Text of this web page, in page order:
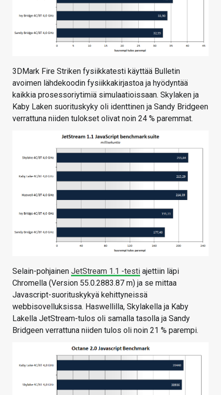
3DMark Fire Striken fysiikkatesti käyttää Bulletin
avoimen lähdekoodin fysiikkakirjastoa ja hyödyntää
kaikkia prosessoriytimiä simulaatioissaan. Skylaken ja
Kaby Laken suorituskyky oli identtinen ja Sandy Bridgeen
verrattuna niiden tulokset olivat noin 24 % paremmat.
Selain-pohjainen JetStream 1.1 -testi ajettiin läpi
Chromella (Version 55.0.2883.87 m) ja se mittaa
Javascript-suorituskykyä kehittyneissä
webbisovelluksissa. Haswellilla, Skylakella ja Kaby
Lakella JetStream-tulos oli samalla tasolla ja Sandy
Bridgeen verrattuna niiden tulos oli noin 21 % parempi.